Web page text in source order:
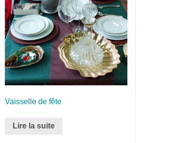
Vaisselle de fête
Lire la suite